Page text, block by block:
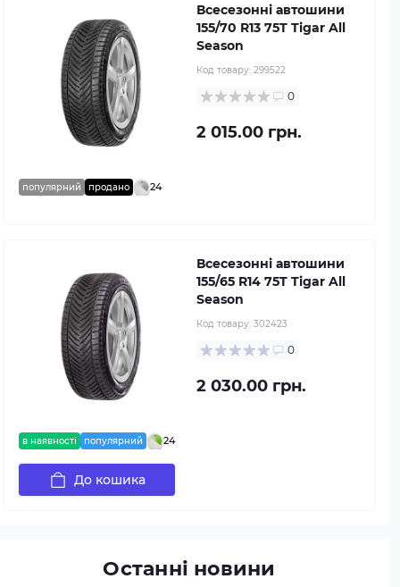
популярний продано 24
Всесезонні автошини
155/70 R13 75T Tigar All
Season
Код товару: 299522
0
2 015.00 грн.
в наявності популярний 24
Всесезонні автошини
155/65 R14 75T Tigar All
Season
Код товару: 302423
0
2 030.00 грн.
До кошика
Останні новини